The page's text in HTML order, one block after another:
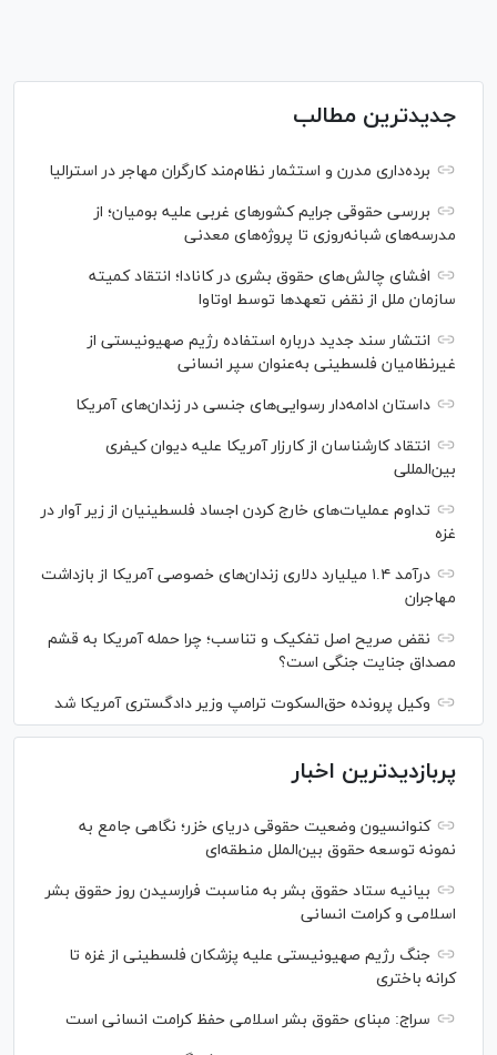
جدیدترین مطالب
برده‌داری مدرن و استثمار نظام‌مند کارگران مهاجر در استرالیا
بررسی حقوقی جرایم کشور‌های غربی علیه بومیان؛ از
مدرسه‌های شبانه‌روزی تا پروژه‌های معدنی
افشای چالش‌های حقوق بشری در کانادا؛ انتقاد کمیته
سازمان ملل از نقض تعهد‌ها توسط اوتاوا
انتشار سند جدید درباره استفاده رژیم صهیونیستی از
غیرنظامیان فلسطینی به‌عنوان سپر انسانی
داستان ادامه‌دار رسوایی‌های جنسی در زندان‌های آمریکا
انتقاد کارشناسان از کارزار آمریکا علیه دیوان کیفری
بین‌المللی
تداوم عملیات‌های خارج کردن اجساد فلسطینیان از زیر آوار در
غزه
درآمد ۱.۴ میلیارد دلاری زندان‌های خصوصی آمریکا از بازداشت
مهاجران
نقض صریح اصل تفکیک و تناسب؛ چرا حمله آمریکا به قشم
مصداق جنایت جنگی است؟
وکیل پرونده حق‌السکوت ترامپ وزیر دادگستری آمریکا شد
پربازدیدترین اخبار
کنوانسیون وضعیت حقوقی دریای خزر؛ نگاهی جامع به
نمونه توسعه حقوق بین‌الملل منطقه‌ای
بیانیه ستاد حقوق بشر به مناسبت فرارسیدن روز حقوق بشر
اسلامی و کرامت انسانی
جنگ رژیم صهیونیستی علیه پزشکان فلسطینی از غزه تا
کرانه باختری
سراج: مبنای حقوق بشر اسلامی حفظ کرامت انسانی است